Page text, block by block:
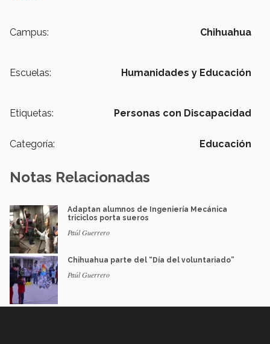
Campus: Chihuahua
Escuelas: Humanidades y Educación
Etiquetas: Personas con Discapacidad
Categoría: Educación
Notas Relacionadas
Adaptan alumnos de Ingeniería Mecánica
triciclos porta sueros
Paúl Guerrero
Chihuahua parte del “Día del voluntariado”
Paúl Guerrero